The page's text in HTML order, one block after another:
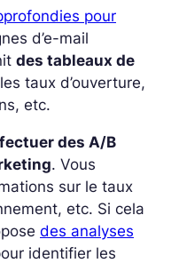
pour
d’e-mail
des tableaux de
taux d’ouverture,
etc.
des A/B
. Vous
sur le taux
etc. Si cela
des analyses
identifier les